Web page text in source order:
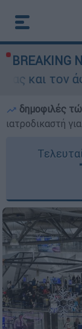
BREAKING
νεκρό στο
δημοφιλές
ιατροδικαστή